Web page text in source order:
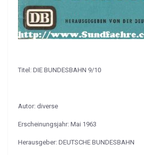
Titel: DIE BUNDESBAHN 9/10
Autor: diverse
Erscheinungsjahr: Mai 1963
Herausgeber: DEUTSCHE BUNDESBAHN